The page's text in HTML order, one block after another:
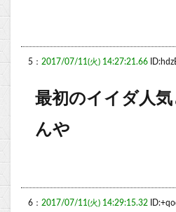
5： 2017/07/11(火) 14:27:21.66
最初のイイダ人
んや
6： 2017/07/11(火) 14:29:15.32